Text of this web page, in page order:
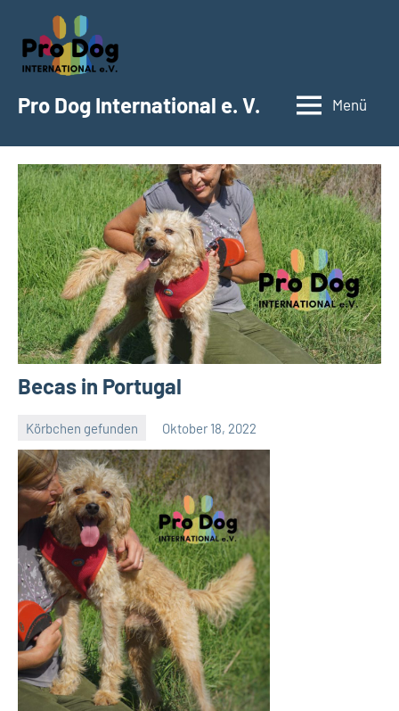
Inhalt
springen
Pro Dog International e. V. Menü
Becas in Portugal
Körbchen gefunden Oktober 18, 2022